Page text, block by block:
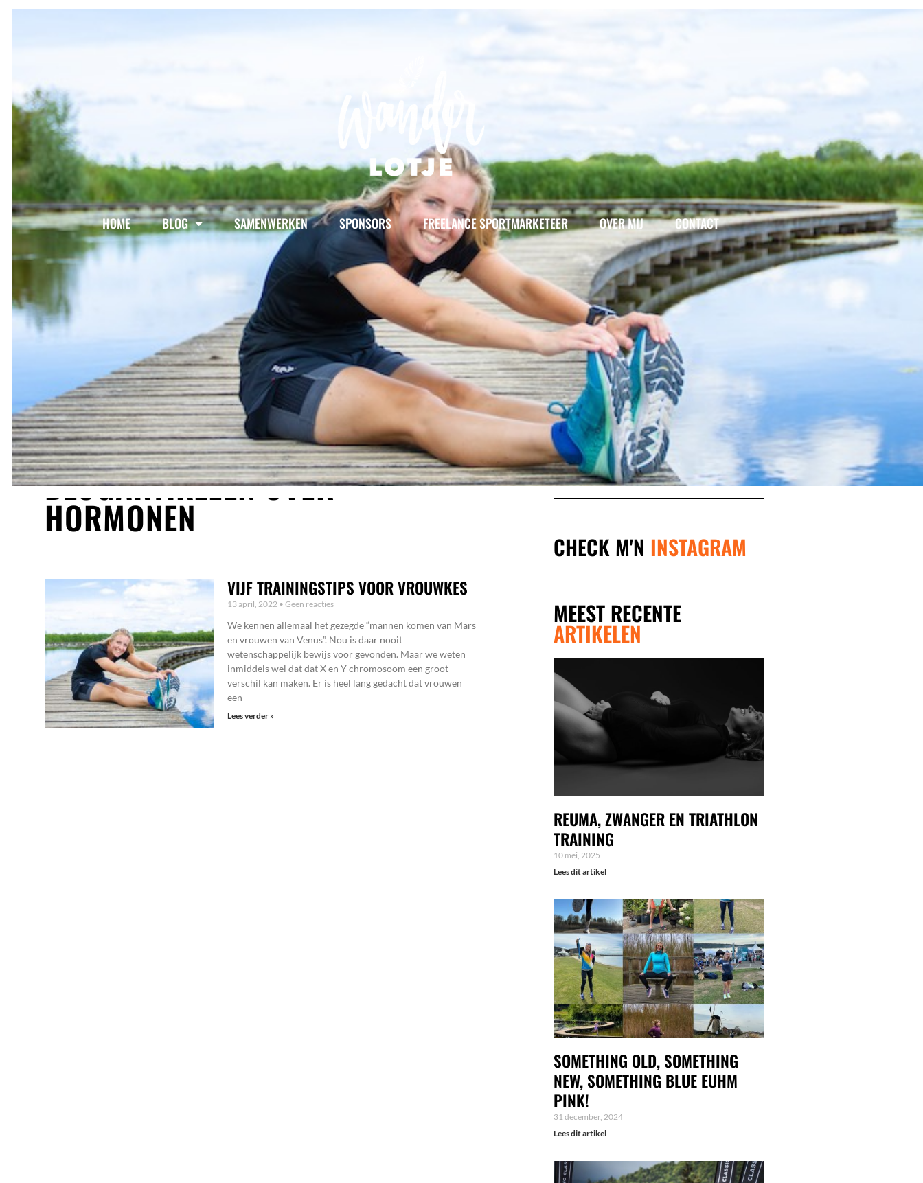
HOME BLOG SAMENWERKEN SPONSORS FREELANCE SPORTMARKETEER OVER MIJ CONTACT
BLOGARTIKELEN OVER
HORMONEN
VIJF TRAININGSTIPS VOOR VROUWKES
13 april, 2022 Geen reacties
We kennen allemaal het gezegde “mannen komen van Mars
en vrouwen van Venus”. Nou is daar nooit
wetenschappelijk bewijs voor gevonden. Maar we weten
inmiddels wel dat dat X en Y chromosoom een groot
verschil kan maken. Er is heel lang gedacht dat vrouwen
een
Lees verder »
CHECK M'N INSTAGRAM
STUUR
MIJ
EEN
BERICHTJE
DOEN?
MEEST RECENTE
ARTIKELEN
REUMA, ZWANGER EN TRIATHLON
TRAINING
10 mei, 2025
Lees dit artikel
SOMETHING OLD, SOMETHING
NEW, SOMETHING BLUE EUHM
PINK!
31 december, 2024
Lees dit artikel